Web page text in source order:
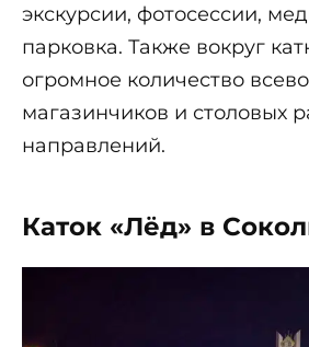
экскурсии, фотосессии,
парковка. Также вокруг
огромное количество
магазинчиков и столовых
направлений.
Каток «Лёд» в